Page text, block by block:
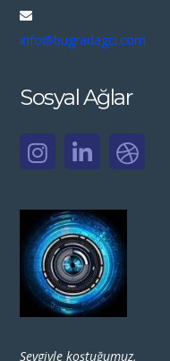
info@bugradagci.com
Sosyal Ağlar
Sevgiyle koştuğumuz,